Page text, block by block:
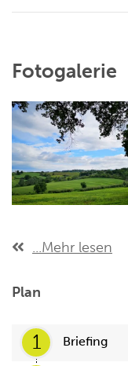
Fotogalerie
...Mehr lesen
Plan
1 Briefing